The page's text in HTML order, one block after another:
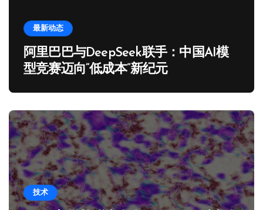
最新动态
阿里巴巴与DeepSeek联手：中国AI模
型竞赛迈向“低成本”新纪元
技术